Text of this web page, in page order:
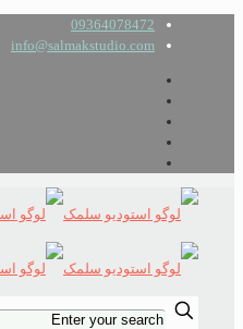
09364078472
info@salmakstudio.com